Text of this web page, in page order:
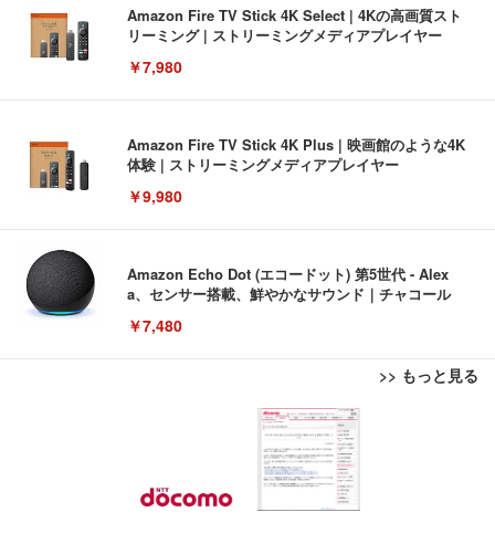
Amazon Fire TV Stick 4K Select | 4Kの高画質スト
リーミング | ストリーミングメディアプレイヤー
￥7,980
Amazon Fire TV Stick 4K Plus | 映画館のような4K
体験 | ストリーミングメディアプレイヤー
￥9,980
Amazon Echo Dot (エコードット) 第5世代 - Alex
a、センサー搭載、鮮やかなサウンド｜チャコール
￥7,480
>> もっと見る
[EdoErgo] オフィスチェア 椅子 テレワーク 疲れな
い 跳ね上げ式アームレスト コンパクト 約105度ロッ
キング pc 事務椅子 360度回転 座面昇降 強化ナイロ
ン樹脂ベース 通気性メッシュ 在宅ワーク H-WY01
(黒網+黒枠+黒足)
￥5,699
EIZO ビジネス向けプレミアムモニター | FlexScan
EV3240X-WT | 31.5型4K UHD・USB Type-C・ホワ
￥105,595
Amazonベーシック ペットシーツ 薄型 レギュラー 1
回使い捨て 無香料 ホワイト 300枚